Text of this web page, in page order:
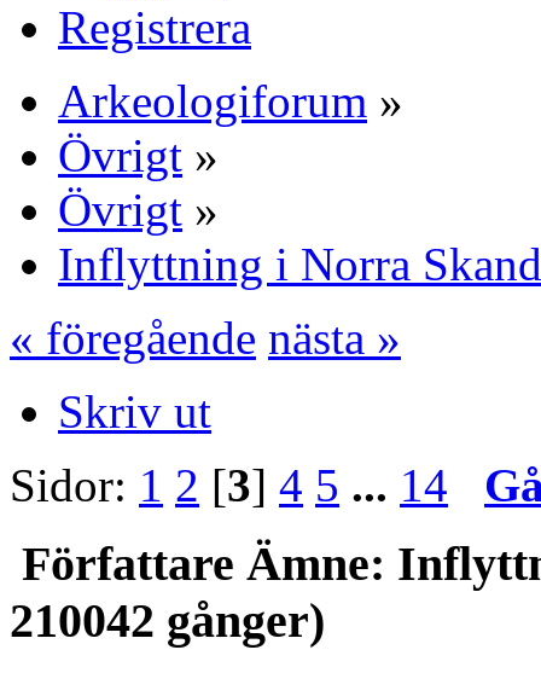
Registrera
Arkeologiforum »
Övrigt »
Övrigt »
Inflyttning i Norra
« föregående nästa »
Skriv ut
Sidor: 1 2 [3] 4 5 ... 14
Författare Ämne:
210042 gånger)